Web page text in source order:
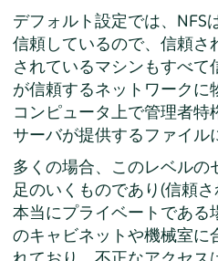
デフォルト設定では、NFS
信頼しているので、信頼さ
されているマシンもすべて
が信頼するネットワークに
コンピュータ上で管理者
サーバが提供するファイル
多くの場合、このレベルの
足のいくものであり(信頼
本当にプライベートである
のキャビネットや機械室に